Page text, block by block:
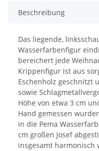
Beschreibung
Das liegende,
Wasserfarbenfigur
bereichert jede
Krippenfigur ist aus
Eschenholz geschnitzt
sowie
Höhe von etwa 3 cm
Hand gemessen
in die Pema
cm großen Josef
insgesamt harmonisch